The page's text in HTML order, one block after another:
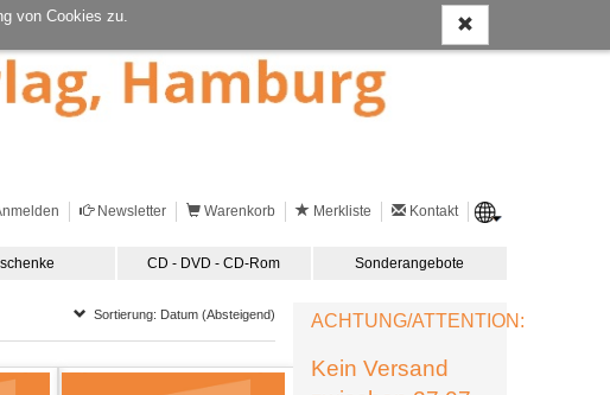
von Cookies zu.
Newsletter Warenkorb Merkliste Kontakt
CD - DVD - CD-Rom Sonderangebote
Sortierung: Datum (Absteigend) ACHTUNG/ATTENTION:
Kein Versand